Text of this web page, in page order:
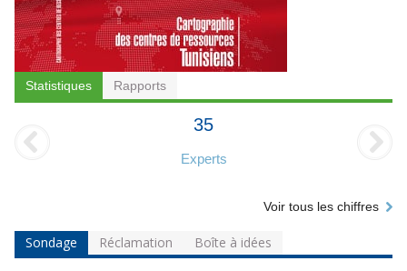
Statistiques Rapports
35
Experts
Voir tous les chiffres
Sondage Réclamation Boîte à idées